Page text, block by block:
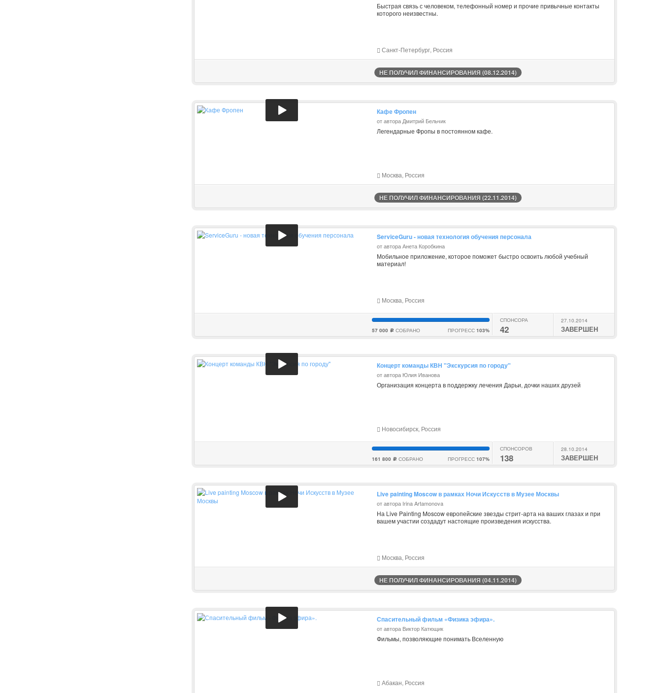
Быстрая связь с человеком, телефонный номер и прочие привычные контакты
которого неизвестны.
Санкт-Петербург, Россия
НЕ ПОЛУЧИЛ ФИНАНСИРОВАНИЯ (08.12.2014)
Кафе Фропен
от автора Дмитрий Бельчик
Легендарные Фропы в постоянном кафе.
Москва, Россия
НЕ ПОЛУЧИЛ ФИНАНСИРОВАНИЯ (22.11.2014)
ServiceGuru - новая технология обучения персонала
от автора Анета Коробкина
Мобильное приложение, которое поможет быстро освоить любой учебный
материал!
Москва, Россия
57 000 c СОБРАНО ПРОГРЕСС 103%
СПОНСОРА
42
27.10.2014
ЗАВЕРШЕН
Концерт команды КВН "Экскурсия по городу"
от автора Юлия Иванова
Организация концерта в поддержку лечения Дарьи, дочки наших друзей
Новосибирск, Россия
161 800 c СОБРАНО ПРОГРЕСС 107%
СПОНСОРОВ
138
28.10.2014
ЗАВЕРШЕН
Live painting Moscow в рамках Ночи Искусств в Музее Москвы
от автора Irina Artamonova
На Live Painting Moscow европейские звезды стрит-арта на ваших глазах и при
вашем участии создадут настоящие произведения искусства.
Москва, Россия
НЕ ПОЛУЧИЛ ФИНАНСИРОВАНИЯ (04.11.2014)
Спасительный фильм «Физика эфира».
от автора Виктор Катющик
Фильмы, позволяющие понимать Вселенную
Абакан, Россия